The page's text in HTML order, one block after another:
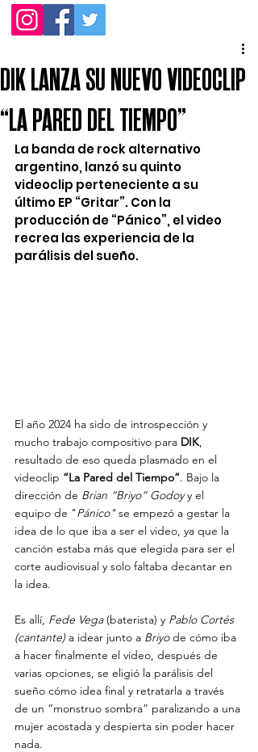
DIK LANZA SU NUEVO VIDEOCLIP
“LA PARED DEL TIEMPO”
La banda de rock alternativo
argentino, lanzó su quinto
videoclip perteneciente a su
último EP “Gritar”. Con la
producción de “Pánico”, el video
recrea las experiencia de la
parálisis del sueño.
El año 2024 ha sido de introspección y
mucho trabajo compositivo para DIK,
resultado de eso queda plasmado en el
videoclip “La Pared del Tiempo”. Bajo la
dirección de Brian “Briyo” Godoy y el
equipo de "Pánico" se empezó a gestar la
idea de lo que iba a ser el video, ya que la
canción estaba más que elegida para ser el
corte audiovisual y solo faltaba decantar en
la idea.
Es allí, Fede Vega (baterista) y Pablo Cortés
(cantante) a idear junto a Briyo de cómo iba
a hacer finalmente el video, después de
varias opciones, se eligió la parálisis del
sueño cómo idea final y retratarla a través
de un “monstruo sombra” paralizando a una
mujer acostada y despierta sin poder hacer
nada.